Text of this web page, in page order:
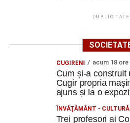
PUBLICITATE
CUGIRENI acum 18 ore
Cum și-a construit
Cugir propria
ajuns și la o
ÎNVĂŢĂMÂNT - CULTURĂ
Trei profesori ai